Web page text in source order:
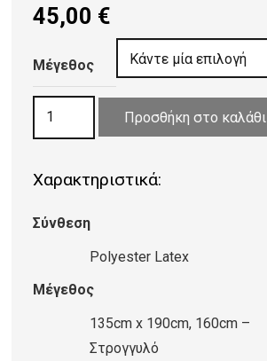
45,00 €
Μέγεθος
ποσότητα
Προσθήκη στο καλάθι
Χαρακτηριστικά:
Σύνθεση
Polyester Latex
Μέγεθος
135cm x 190cm, 160cm –
Στρογγυλό